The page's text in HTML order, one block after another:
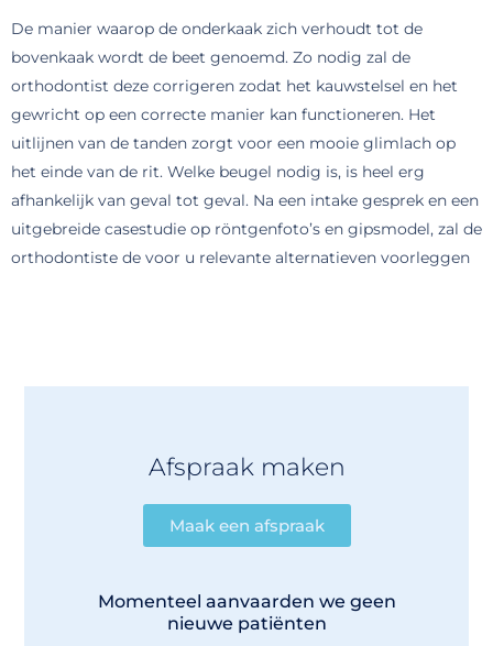
De manier waarop de onderkaak zich verhoudt tot de
bovenkaak wordt de beet genoemd. Zo nodig zal de
orthodontist deze corrigeren zodat het kauwstelsel en het
gewricht op een correcte manier kan functioneren. Het
uitlijnen van de tanden zorgt voor een mooie glimlach op
het einde van de rit. Welke beugel nodig is, is heel erg
afhankelijk van geval tot geval. Na een intake gesprek en een
uitgebreide casestudie op röntgenfoto’s en gipsmodel, zal de
orthodontiste de voor u relevante alternatieven voorleggen
Afspraak maken
Maak een afspraak
Momenteel aanvaarden we geen
nieuwe patiënten